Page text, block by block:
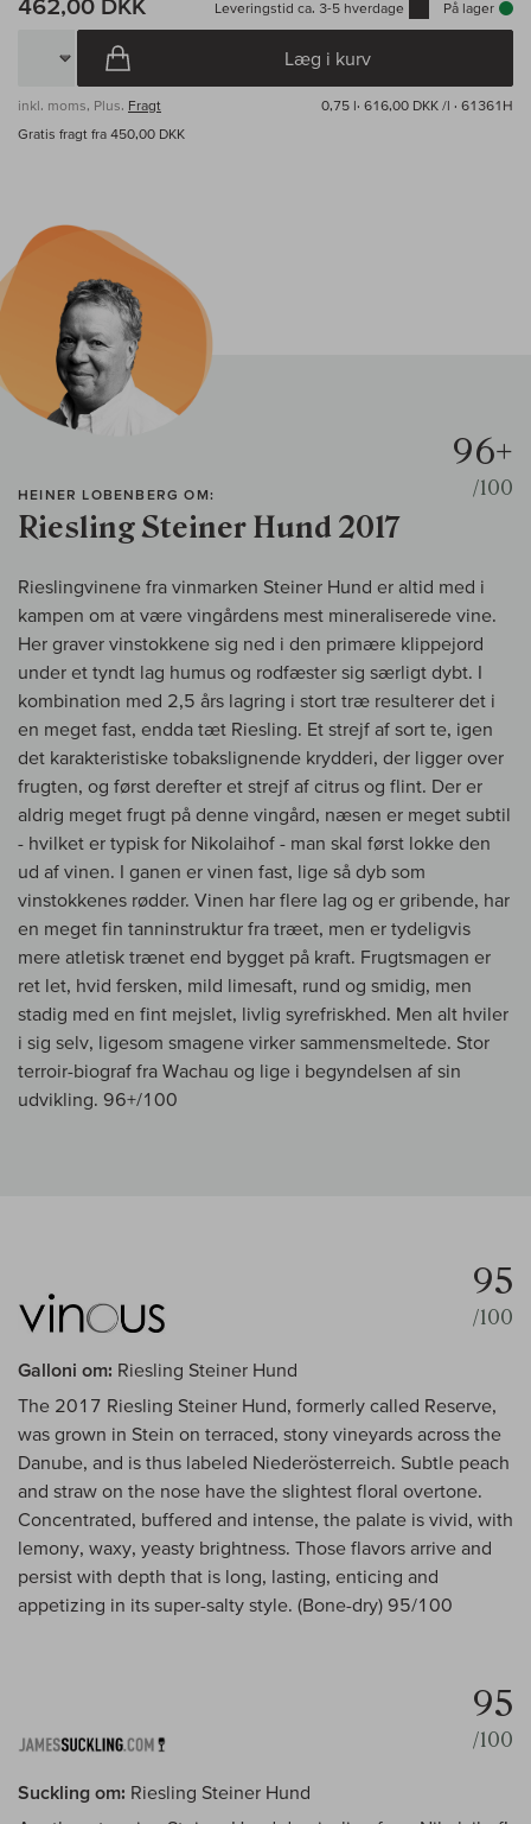
462,00 DKK Leveringstid ca. 3-5 hverdage På lager
Læg i kurv
inkl. moms, Plus. Fragt 0,75 l· 616,00 DKK /l · 61361H
Gratis fragt fra 450,00 DKK
HEINER LOBENBERG OM:
Riesling Steiner Hund 2017
96+
/100
Rieslingvinene fra vinmarken Steiner Hund er altid med i
kampen om at være vingårdens mest mineraliserede vine.
Her graver vinstokkene sig ned i den primære klippejord
under et tyndt lag humus og rodfæster sig særligt dybt. I
kombination med 2,5 års lagring i stort træ resulterer det i
en meget fast, endda tæt Riesling. Et strejf af sort te, igen
det karakteristiske tobakslignende krydderi, der ligger over
frugten, og først derefter et strejf af citrus og flint. Der er
aldrig meget frugt på denne vingård, næsen er meget subtil
- hvilket er typisk for Nikolaihof - man skal først lokke den
ud af vinen. I ganen er vinen fast, lige så dyb som
vinstokkenes rødder. Vinen har flere lag og er gribende, har
en meget fin tanninstruktur fra træet, men er tydeligvis
mere atletisk trænet end bygget på kraft. Frugtsmagen er
ret let, hvid fersken, mild limesaft, rund og smidig, men
stadig med en fint mejslet, livlig syrefriskhed. Men alt hviler
i sig selv, ligesom smagene virker sammensmeltede. Stor
terroir-biograf fra Wachau og lige i begyndelsen af sin
udvikling. 96+/100
95
/100
Galloni om: Riesling Steiner Hund
The 2017 Riesling Steiner Hund, formerly called Reserve,
was grown in Stein on terraced, stony vineyards across the
Danube, and is thus labeled Niederösterreich. Subtle peach
and straw on the nose have the slightest floral overtone.
Concentrated, buffered and intense, the palate is vivid, with
lemony, waxy, yeasty brightness. Those flavors arrive and
persist with depth that is long, lasting, enticing and
appetizing in its super-salty style. (Bone-dry) 95/100
95
/100
Suckling om: Riesling Steiner Hund